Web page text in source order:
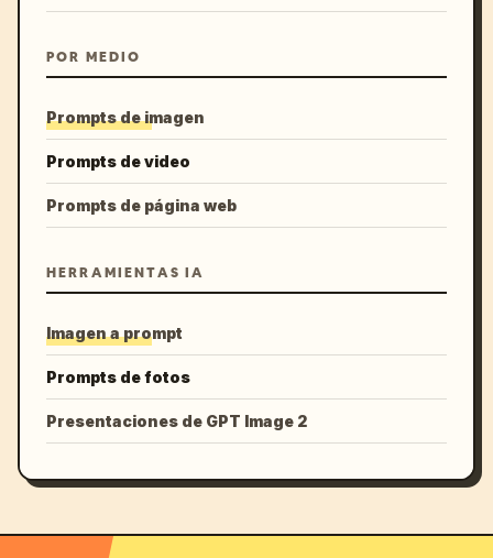
POR MEDIO
Prompts de imagen
Prompts de video
Prompts de página web
HERRAMIENTAS IA
Imagen a prompt
Prompts de fotos
Presentaciones de GPT Image 2